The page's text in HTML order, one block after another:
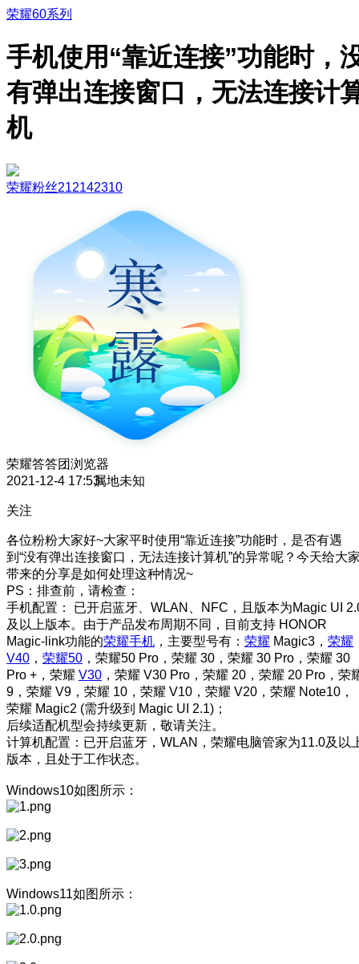
荣耀60系列
手机使用“靠近连接”功能时，
有弹出连接窗口，无法连接计
机
荣耀粉丝212142310
荣耀答答团浏览器
2021-12-4 17:53属地未知
关注
各位粉粉大家好~大家平时使用“靠近连接”功能时，是否有遇
到“没有弹出连接窗口，无法连接计算机”的异常呢？今天给大
带来的分享是如何处理这种情况~
PS：排查前，请检查：
手机配置： 已开启蓝牙、WLAN、NFC，且版本为Magic UI
及以上版本。由于产品发布周期不同，目前支持 HONOR
Magic-link功能的荣耀手机 ，主要型号有： 荣耀 Magic3， 荣耀
V40 ， 荣耀50 ，荣耀50 Pro，荣耀 30，荣耀 30 Pro，荣耀 30
Pro +，荣耀 V30 ，荣耀 V30 Pro，荣耀 20，荣耀 20 Pro，荣
9，荣耀 V9，荣耀 10，荣耀 V10，荣耀 V20，荣耀 Note10，
荣耀 Magic2 (需升级到 Magic UI 2.1)；
后续适配机型会持续更新，敬请关注。
计算机配置：已开启蓝牙，WLAN，荣耀电脑管家为11.0及以
版本，且处于工作状态。
Windows10如图所示：
Windows11如图所示：